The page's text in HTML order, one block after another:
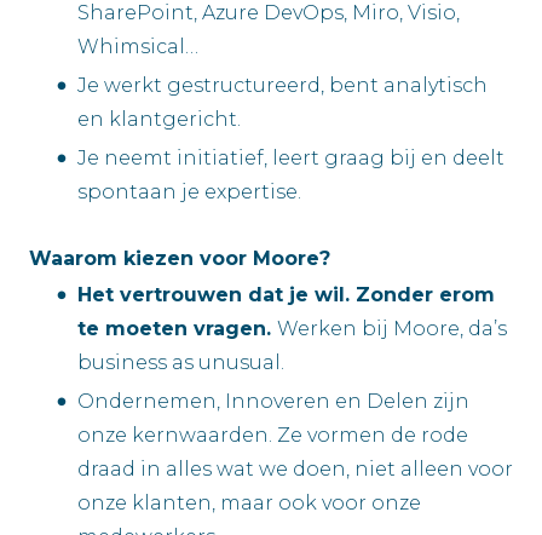
SharePoint, Azure DevOps, Miro, Visio,
Whimsical…
Je werkt gestructureerd, bent analytisch
en klantgericht.
Je neemt initiatief, leert graag bij en deelt
spontaan je expertise.
Waarom kiezen voor Moore?
Het vertrouwen dat je wil. Zonder erom
te moeten vragen. Werken bij Moore, da’s
business as unusual.
Ondernemen, Innoveren en Delen zijn
onze kernwaarden. Ze vormen de rode
draad in alles wat we doen, niet alleen voor
onze klanten, maar ook voor onze